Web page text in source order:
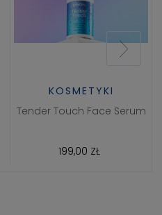
KOSMETYKI
Tender Touch Face Serum
199,00 ZŁ